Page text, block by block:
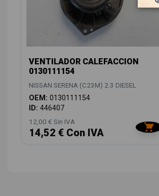
VENTILADOR CALEFACCION
0130111154
NISSAN SERENA (C23M) 2.3 DIESEL
OEM: 0130111154
ID: 446407
12,00 € Sin IVA
14,52 € Con IVA